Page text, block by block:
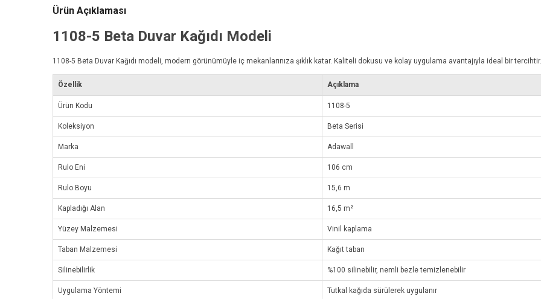
Ürün Açıklaması
1108-5 Beta Duvar Kağıdı Modeli
1108-5 Beta Duvar Kağıdı modeli, modern görünümüyle iç mekanlarınıza şıklık katar. Kaliteli dokusu ve kolay uygulama avantajıyla ideal bir tercihtir.
Özellik Açıklama
Ürün Kodu 1108-5
Koleksiyon Beta Serisi
Marka Adawall
Rulo Eni 106 cm
Rulo Boyu 15,6 m
Kapladığı Alan 16,5 m²
Yüzey Malzemesi Vinil kaplama
Taban Malzemesi Kağıt taban
Silinebilirlik %100 silinebilir, nemli bezle temizlenebilir
Uygulama Yöntemi Tutkal kağıda sürülerek uygulanır